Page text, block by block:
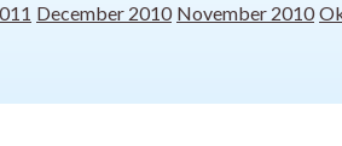
December 2010 November 2010